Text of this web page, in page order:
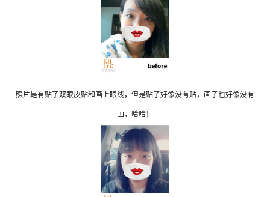
照片是有贴了双眼皮贴和画上眼线，但是贴了好像没有贴，画了也好像没有
画，哈哈！